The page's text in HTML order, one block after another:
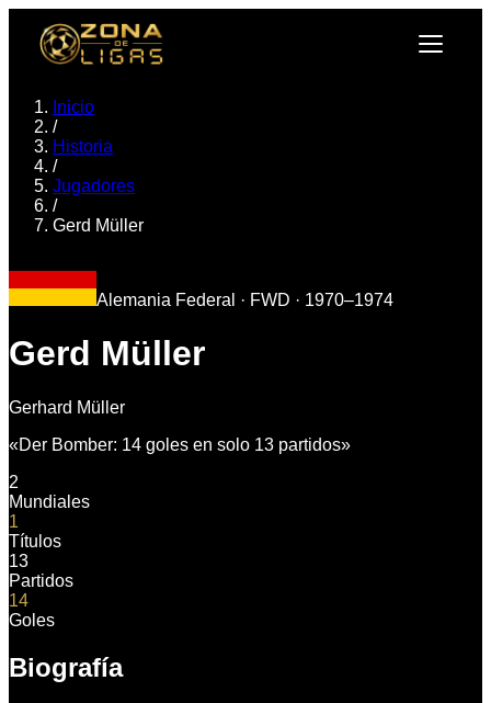
Inicio
/
Historia
/
Jugadores
/
Gerd Müller
Alemania Federal · FWD · 1970–1974
Gerd Müller
Gerhard Müller
«Der Bomber: 14 goles en solo 13 partidos»
2
Mundiales
1
Títulos
13
Partidos
14
Goles
Biografía